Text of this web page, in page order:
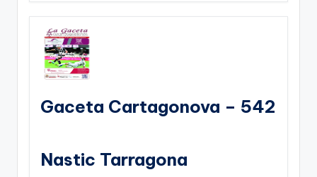
Gaceta Cartagonova – 542
Nastic Tarragona